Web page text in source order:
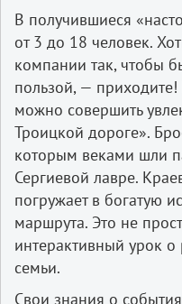
В получившиеся
от 3 до 18 человек.
компании так, чтобы
пользой, —
можно совершить
Троицкой дороге».
которым веками шли
Сергиевой лавре.
погружает в богатую
маршрута. Это не
интерактивный урок
семьи.
Свои знания о